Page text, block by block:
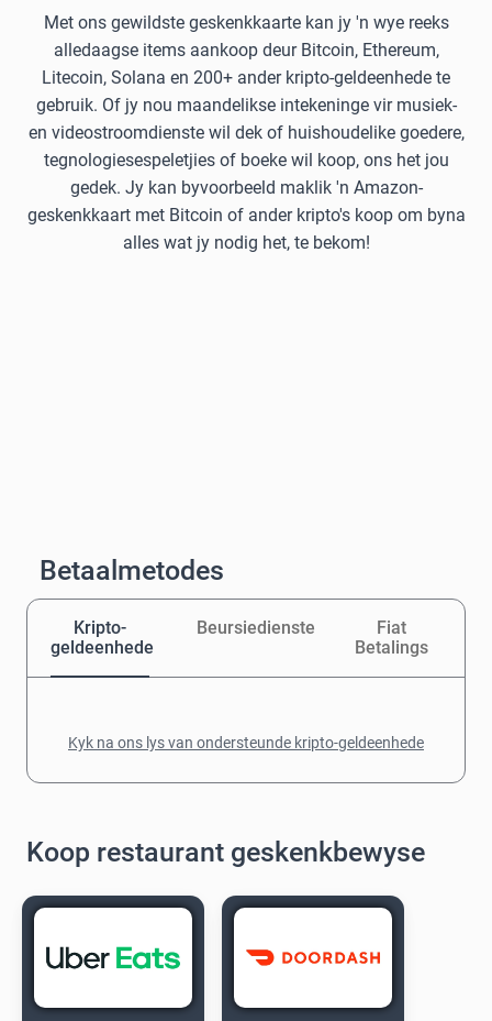
Met ons gewildste geskenkkaarte kan jy 'n wye reeks
alledaagse items aankoop deur Bitcoin, Ethereum,
Litecoin, Solana en 200+ ander kripto-geldeenhede te
gebruik. Of jy nou maandelikse intekeninge vir musiek-
en videostroomdienste wil dek of huishoudelike goedere,
tegnologiesespeletjies of boeke wil koop, ons het jou
gedek. Jy kan byvoorbeeld maklik 'n Amazon-
geskenkkaart met Bitcoin of ander kripto's koop om byna
alles wat jy nodig het, te bekom!
Betaalmetodes
Kripto-
geldeenhede
Beursiedienste
Fiat
Betalings
Kyk na ons lys van ondersteunde kripto-geldeenhede
Koop restaurant geskenkbewyse